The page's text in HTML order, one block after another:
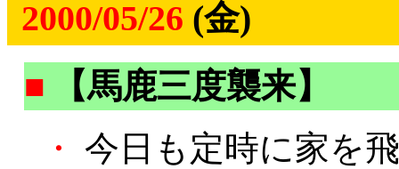
2000/05/26 (金)
■
【馬鹿三度襲来】
・
今日も定時に家を